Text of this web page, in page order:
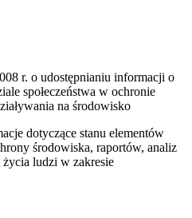
r. o udostępnianiu informacji o
społeczeństwa w ochronie
na środowisko
dotyczące stanu elementów
środowiska, raportów, analiz
ludzi w zakresie